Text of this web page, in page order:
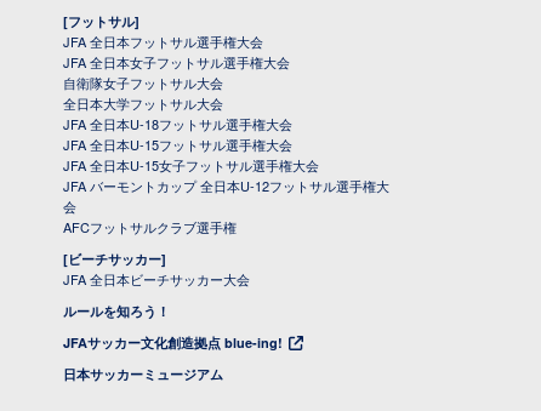
[フットサル]
JFA 全日本フットサル選手権大会
JFA 全日本女子フットサル選手権大会
自衛隊女子フットサル大会
全日本大学フットサル大会
JFA 全日本U-18フットサル選手権大会
JFA 全日本U-15フットサル選手権大会
JFA 全日本U-15女子フットサル選手権大会
JFA バーモントカップ 全日本U-12フットサル選手権大
会
AFCフットサルクラブ選手権
[ビーチサッカー]
JFA 全日本ビーチサッカー大会
ルールを知ろう！
JFAサッカー文化創造拠点 blue-ing!
日本サッカーミュージアム